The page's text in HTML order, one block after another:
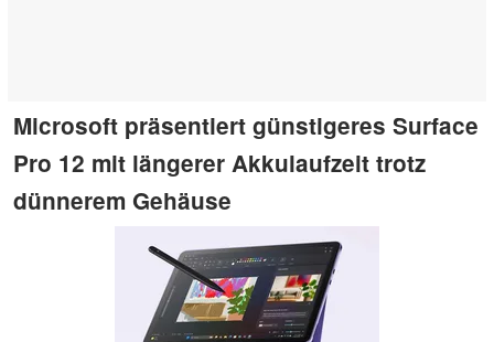
Microsoft präsentiert günstigeres Surface
Pro 12 mit längerer Akkulaufzeit trotz
dünnerem Gehäuse